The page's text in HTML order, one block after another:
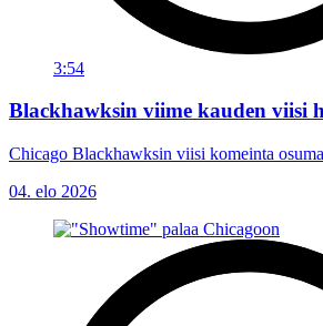
3:54
Blackhawksin viime kauden viisi
Chicago Blackhawksin viisi komeinta
04. elo 2026